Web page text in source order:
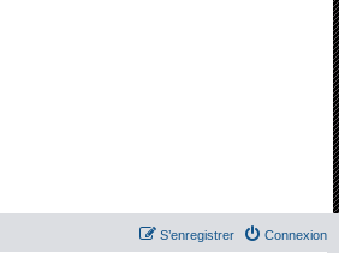
Connexion
S’enregistrer